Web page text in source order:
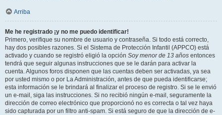
Arriba
Me he registrado ¡y no me puedo identificar!
Primero, verifique su nombre de usuario y contraseña. Si todo está correcto,
hay dos posibles razones. Si el Sistema de Protección Infantil (APPCO) está
activado y cuando se registró eligió la opción Soy menor de 13 años entonces
tendrá que seguir algunas instrucciones que se le darán para activar la
cuenta. Algunos foros disponen que las cuentas deben ser activadas, ya sea
por usted mismo o por La Administración, antes de que pueda identificarse;
esta información se le brindará al finalizar el proceso de registro. Si se le envió
un e-mail, siga las instrucciones. Si no recibió ningún e-mail, seguramente la
dirección de correo electrónico que proporcionó no es correcta o tal vez haya
sido capturada por un filtro anti-spam. Si está seguro de que la dirección de e-